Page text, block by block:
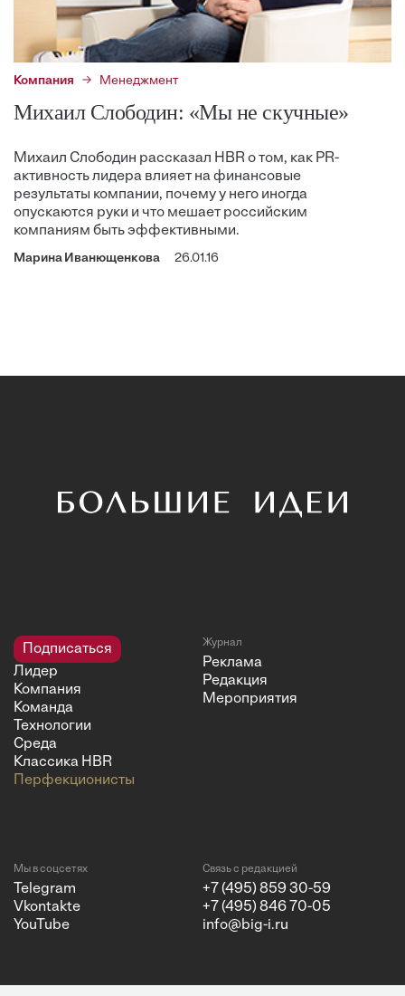
Компания Менеджмент
Михаил Слободин: «Мы не скучные»
Михаил Слободин рассказал HBR о том, как PR-
активность лидера влияет на финансовые
результаты компании, почему у него иногда
опускаются руки и что мешает российским
компаниям быть эффективными.
Марина Иванющенкова 26.01.16
Подписаться
Лидер
Компания
Команда
Технологии
Среда
Классика HBR
Перфекционисты
Журнал
Реклама
Редакция
Мероприятия
Мы в соцсетях
Telegram
Vkontakte
YouTube
Связь с редакцией
+7 (495) 859 30-59
+7 (495) 846 70-05
info@big-i.ru